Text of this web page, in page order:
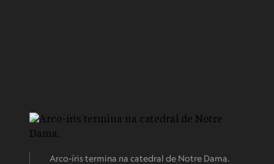
Arco-íris termina na catedral de Notre Dama.